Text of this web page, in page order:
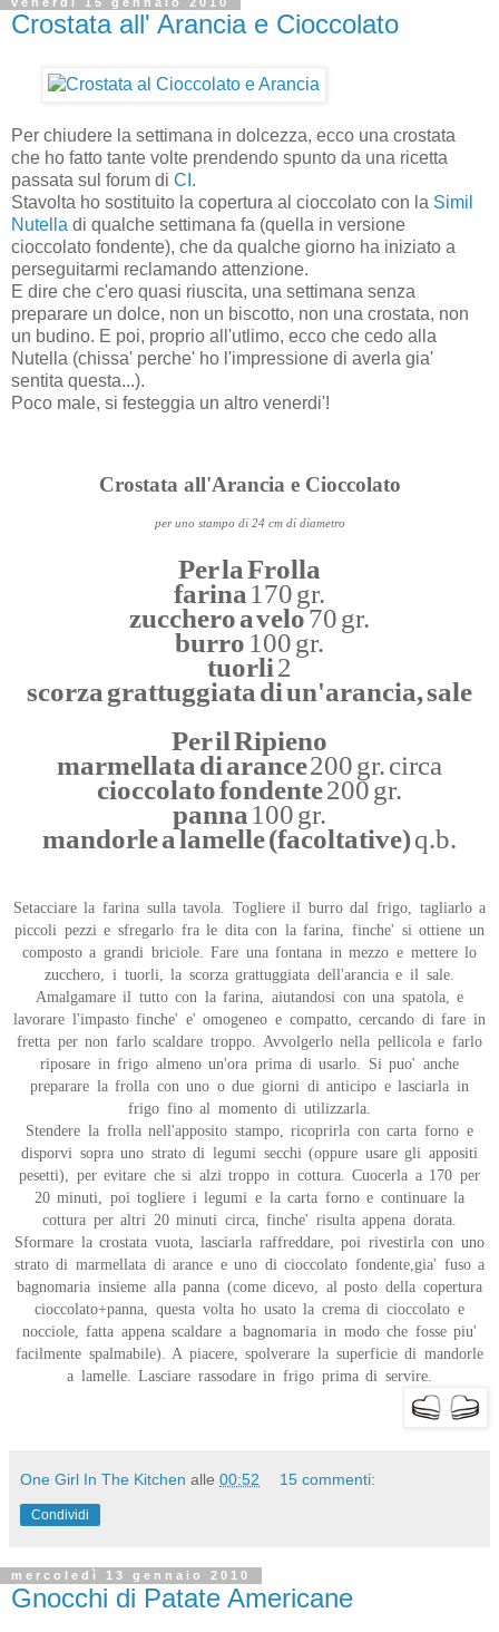
Crostata all' Arancia e Cioccolato
Per chiudere la settimana in dolcezza, ecco una crostata
che ho fatto tante volte prendendo spunto da una ricetta
passata sul forum di CI .
Stavolta ho sostituito la copertura al cioccolato con la Simil
Nutella di qualche settimana fa (quella in versione
cioccolato fondente), che da qualche giorno ha iniziato a
perseguitarmi reclamando attenzione.
E dire che c'ero quasi riuscita, una settimana senza
preparare un dolce, non un biscotto, non una crostata, non
un budino. E poi, proprio all'utlimo, ecco che cedo alla
Nutella (chissa' perche' ho l'impressione di averla gia'
sentita questa...).
Poco male, si festeggia un altro venerdi'!
Crostata all'Arancia e Cioccolato
per uno stampo di 24 cm di diametro
Per la Frolla
farina 170 gr.
zucchero a velo70 gr.
burro 100 gr.
tuorli2
scorza grattuggiata di un'arancia, sale
Per il Ripieno
marmellata di arance200 gr. circa
cioccolato fondente200 gr.
panna 100 gr.
mandorle a lamelle (facoltative)q.b.
Setacciare la farina sulla tavola. Togliere il burro dal frigo, tagliarlo a
piccoli pezzi e sfregarlo fra le dita con la farina, finche' si ottiene un
composto a grandi briciole. Fare una fontana in mezzo e mettere lo
zucchero, i tuorli, la scorza grattuggiata dell'arancia e il sale.
Amalgamare il tutto con la farina, aiutandosi con una spatola, e
lavorare l'impasto finche' e' omogeneo e compatto, cercando di fare in
fretta per non farlo scaldare troppo. Avvolgerlo nella pellicola e farlo
riposare in frigo almeno un'ora prima di usarlo. Si puo' anche
preparare la frolla con uno o due giorni di anticipo e lasciarla in
frigo fino al momento di utilizzarla.
Stendere la frolla nell'apposito stampo, ricoprirla con carta forno e
disporvi sopra uno strato di legumi secchi (oppure usare gli appositi
pesetti), per evitare che si alzi troppo in cottura. Cuocerla a 170 per
20 minuti, poi togliere i legumi e la carta forno e continuare la
cottura per altri 20 minuti circa, finche' risulta appena dorata.
Sformare la crostata vuota, lasciarla raffreddare, poi rivestirla con uno
strato di marmellata di arance e uno di cioccolato fondente,gia' fuso a
bagnomaria insieme alla panna (come dicevo, al posto della copertura
cioccolato+panna, questa volta ho usato la crema di cioccolato e
nocciole, fatta appena scaldare a bagnomaria in modo che fosse piu'
facilmente spalmabile). A piacere, spolverare la superficie di mandorle
a lamelle. Lasciare rassodare in frigo prima di servire.
One Girl In The Kitchen alle 00:52 15 commenti:
Condividi
mercoledì 13 gennaio 2010
Gnocchi di Patate Americane